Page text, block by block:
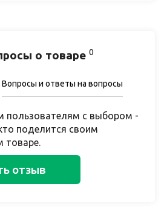
о товаре 0
Вопросы и ответы на вопросы
пользователям с выбором -
поделится своим
товаре.
отзыв